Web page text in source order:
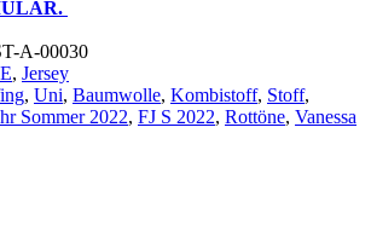
A-00030
, Jersey
, Uni, Baumwolle, Kombistoff, Stoff,
Sommer 2022, FJ S 2022, Rottöne, Vanessa